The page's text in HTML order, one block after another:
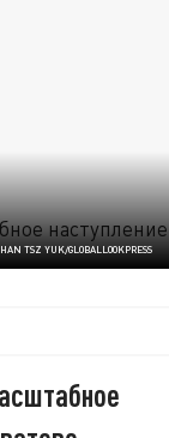
TSZ YUK/GLOBALLOOKPRESS